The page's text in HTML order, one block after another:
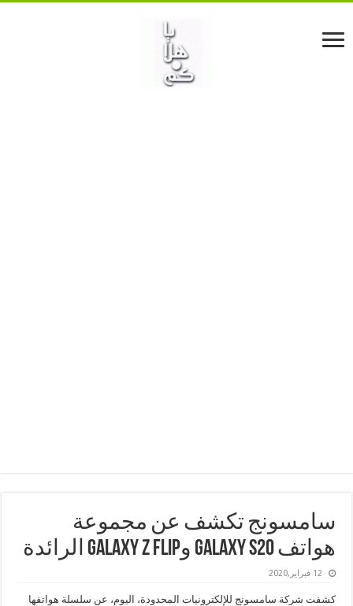
سامسونج تكشف عن مجموعة
هواتف Galaxy S20 وGalaxy Z Flip الرائدة
12 فبراير,2020
كشفت شركة سامسونج للإلكترونيات المحدودة، اليوم، عن سلسلة هواتفها